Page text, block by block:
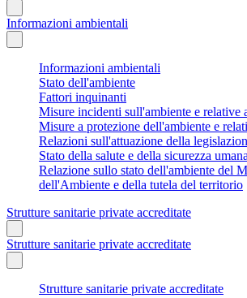
Informazioni ambientali
Informazioni ambientali
Stato dell'ambiente
Fattori inquinanti
Misure incidenti sull'ambiente e relative
Misure a protezione dell'ambiente e
Relazioni sull'attuazione della
Stato della salute e della sicurezza umana
Relazione sullo stato dell'ambiente del
dell'Ambiente e della tutela del territorio
Strutture sanitarie private accreditate
Strutture sanitarie private accreditate
Strutture sanitarie private accreditate